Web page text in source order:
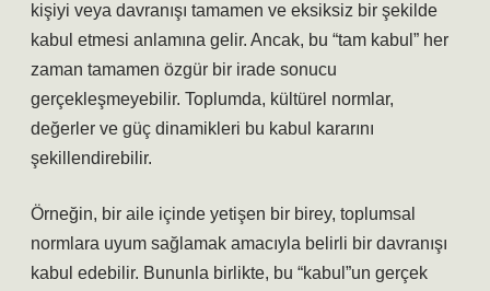
kişiyi veya davranışı tamamen ve eksiksiz bir şekilde
kabul etmesi anlamına gelir. Ancak, bu “tam kabul” her
zaman tamamen özgür bir irade sonucu
gerçekleşmeyebilir. Toplumda, kültürel normlar,
değerler ve güç dinamikleri bu kabul kararını
şekillendirebilir.
Örneğin, bir aile içinde yetişen bir birey, toplumsal
normlara uyum sağlamak amacıyla belirli bir davranışı
kabul edebilir. Bununla birlikte, bu “kabul”un gerçek